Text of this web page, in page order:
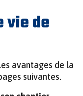
vie de
avantages de la
suivantes.